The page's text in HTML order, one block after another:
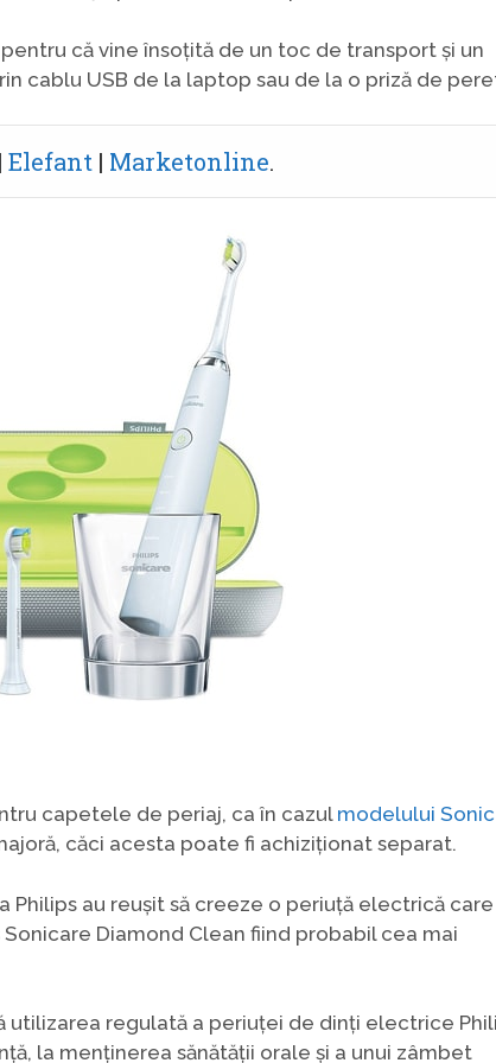
că vine însoțită de un toc de transport și un
cablu USB de la laptop sau de la o priză de
| Elefant | Marketonline.
capetele de periaj, ca în cazul modelului
căci acesta poate fi achiziționat separat.
au reușit să creeze o periuță electrică
Diamond Clean fiind probabil cea mai
utilizarea regulată a periuței de dinți electrice
la menținerea sănătății orale și a unui zâmbet